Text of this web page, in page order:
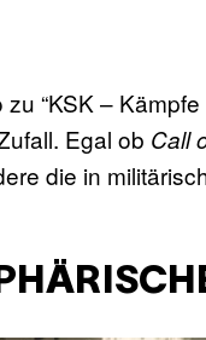
“KSK –
Egal ob Call
die in